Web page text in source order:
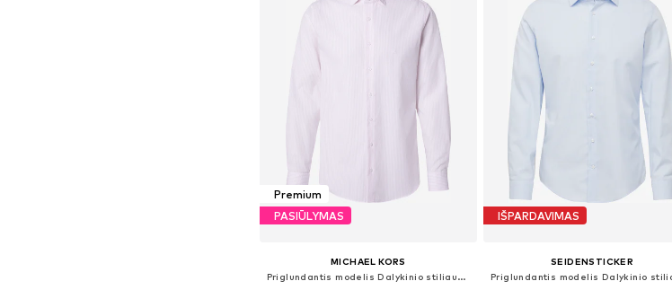
Premium
PASIŪLYMAS
MICHAEL KORS
Priglundantis modelis Dalykinio stiliaus marškiniai 'CAMDEN'
IŠPARDAVIMAS
SEIDENSTICKER